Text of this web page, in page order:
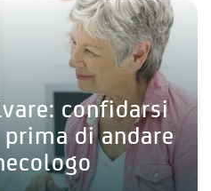
confidarsi
di andare